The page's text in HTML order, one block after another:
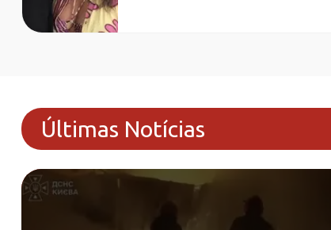
Últimas Notícias